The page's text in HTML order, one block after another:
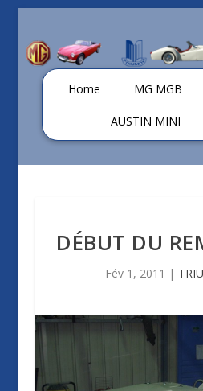
Home MG MGB
AUSTIN MINI
DÉBUT DU
Fév 1, 2011 |